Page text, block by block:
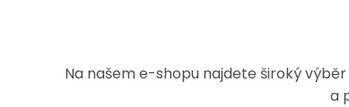
Na našem e-shopu najdete široký
a